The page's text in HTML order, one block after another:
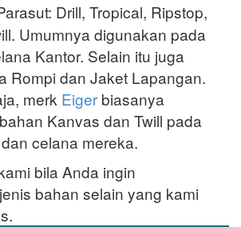
Drill, Tropical, Ripstop,
Umumnya digunakan pada
Kantor. Selain itu juga
Rompi dan Jaket Lapangan.
merk Eiger biasanya
Kanvas dan Twill pada
celana mereka.
bila Anda ingin
bahan selain yang kami